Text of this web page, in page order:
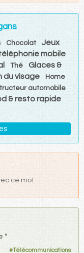
Chocolat
Jeux
mobile
Thé
Glaces &
du visage
Home
automobile
& resto rapide
ce mot
"
#Télécommunications